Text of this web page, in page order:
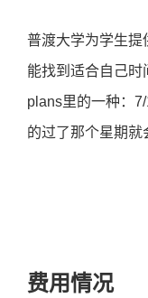
普渡大学为学生提
能找到适合自己时
plans里的一种：
的过了那个星期就
费用情况